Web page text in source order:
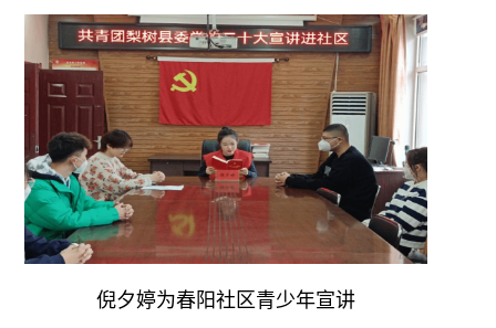
倪夕婷为春阳社区青少年宣讲